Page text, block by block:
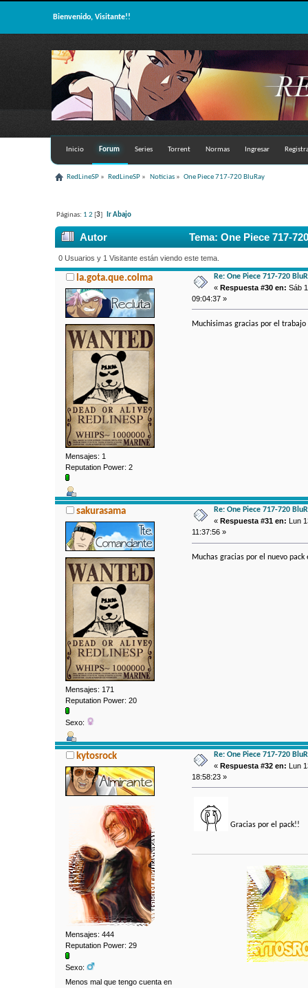
Bienvenido, Visitante!!
Inicio Forum Series Torrent Normas Ingresar
RedLineSP » RedLineSP » Noticias» One Piece 717-720 BluRay
Páginas: 1 2 3] Ir Abajo
Autor Tema: One Piece 717-
0 Usuarios y 1 Visitante están viendo este tema.
la.gota.que.colma
Mensajes: 1
Reputation Power: 2
Re: One Piece 717-720
«Respuesta #30 en: Sáb
09:04:37 »
Muchisimas gracias por el
sakurasama
Mensajes: 171
Reputation Power: 20
Sexo:
Re: One Piece 717-720
«Respuesta #31 en: Lun
11:37:56 »
Muchas gracias por el nuevo pack
kytosrock
Mensajes: 444
Reputation Power: 29
Sexo:
Menos mal que tengo cuenta en
Re: One Piece 717-720
«Respuesta #32 en: Lun
18:58:23 »
Gracias por el pack!!